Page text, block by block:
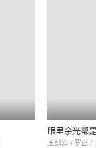
眼里余光都
王鹤润 / 罗正 /